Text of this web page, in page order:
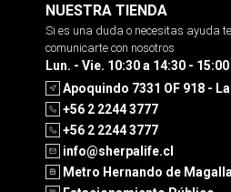
NUESTRA TIENDA
Si es una duda o necesitas ayuda
comunicarte con nosotros
Lun. - Vie. 10:30 a 14:30 -
Apoquindo 7331 OF 918 -
+56 2 2244 3777
+56 2 2244 3777
info@sherpalife.cl
Metro Hernando de